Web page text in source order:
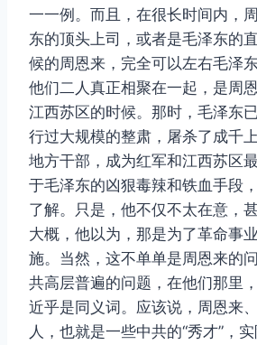
一一例。而且，在很长时间内，
东的顶头上司，或者是毛泽东的
候的周恩来，完全可以左右毛泽
他们二人真正相聚在一起，是周
江西苏区的时候。那时，毛泽东
行过大规模的整肃，屠杀了成千
地方干部，成为红军和江西苏区
于毛泽东的凶狠毒辣和铁血手段
了解。只是，他不仅不太在意，
大概，他以为，那是为了革命事
施。当然，这不单单是周恩来的
共高层普遍的问题，在他们那里
近乎是同义词。应该说，周恩来
人，也就是一些中共的“秀才”，